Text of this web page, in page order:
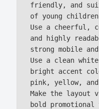
friendly, and
of young
Use a cheerful,
and highly
strong mobile
Use a clean
bright accent
pink, yellow, and
Make the layout
bold